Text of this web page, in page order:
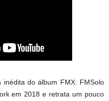
inédita do álbum FMX: FMSolo
em 2018 e retrata um pouco